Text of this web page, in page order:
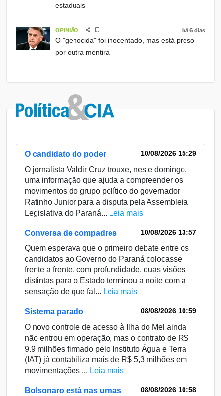
estaduais
OPINIÃO há 6 dias
O "genocida" foi inocentado, mas está preso
por outra mentira
O candidato do poder 10/08/2026 15:29
O jornalista Valdir Cruz trouxe, neste domingo,
uma informação que ajuda a compreender os
movimentos do grupo político do governador
Ratinho Junior para a disputa pela Assembleia
Legislativa do Paraná... Leia mais
Conversa de compadres 10/08/2026 13:57
Quem esperava que o primeiro debate entre os
candidatos ao Governo do Paraná colocasse
frente a frente, com profundidade, duas visões
distintas para o Estado terminou a noite com a
sensação de que fal... Leia mais
Sistema parado 08/08/2026 10:59
O novo controle de acesso à Ilha do Mel ainda
não entrou em operação, mas o contrato de R$
9,9 milhões firmado pelo Instituto Água e Terra
(IAT) já contabiliza mais de R$ 5,3 milhões em
movimentações ... Leia mais
Bolsonaro está nas urnas 08/08/2026 10:58